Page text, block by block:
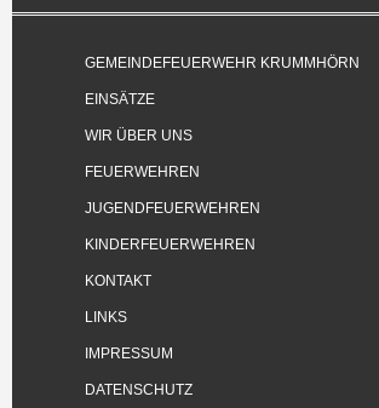
GEMEINDEFEUERWEHR KRUMMHÖRN
EINSÄTZE
WIR ÜBER UNS
FEUERWEHREN
JUGENDFEUERWEHREN
KINDERFEUERWEHREN
KONTAKT
LINKS
IMPRESSUM
DATENSCHUTZ